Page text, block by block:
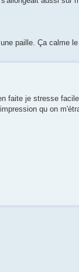
paille. Ça calme le
faite je stresse
qu on